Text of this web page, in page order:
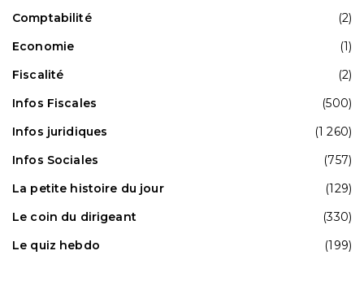
Comptabilité
(2)
Economie
(1)
Fiscalité
(2)
Infos Fiscales
(500)
Infos juridiques
(1 260)
Infos Sociales
(757)
La petite histoire du jour
(129)
Le coin du dirigeant
(330)
Le quiz hebdo
(199)